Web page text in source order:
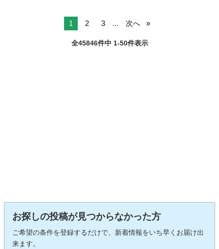
1 2 3 ... 次へ
全45846件中 1-50件表示
お探しの投稿が見つからなかった方
ご希望の条件を登録するだけで、新着情報をいち早くお届け出
来ます。